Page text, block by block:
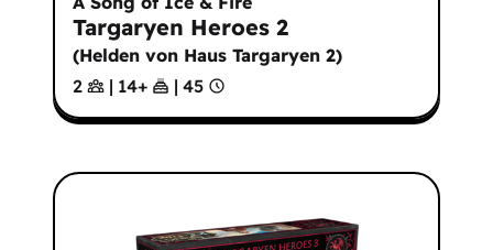
Targaryen Heroes 2
(Helden von Haus Targaryen 2)
2
| 14+ | 45